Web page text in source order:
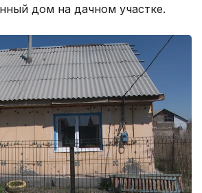
дом на дачном участке.